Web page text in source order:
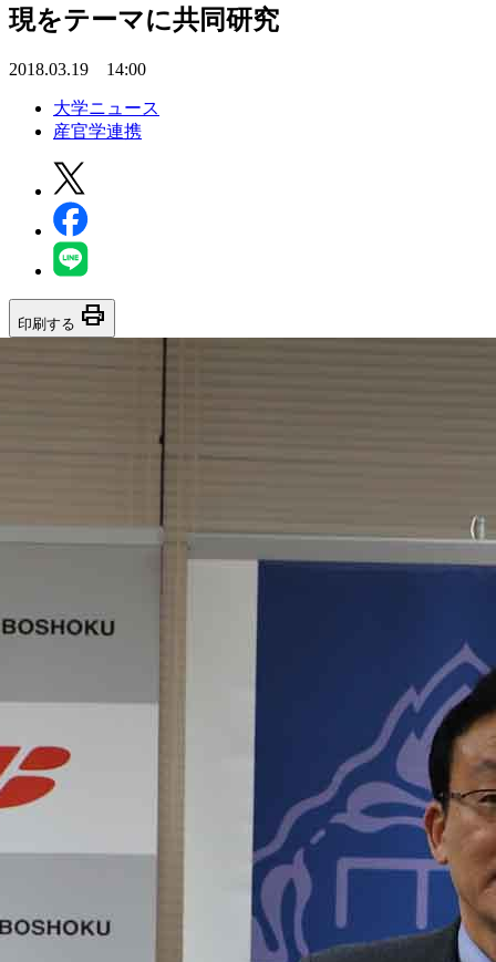
現をテーマに共同研究
2018.03.19 14:00
大学ニュース
産官学連携
印刷する print